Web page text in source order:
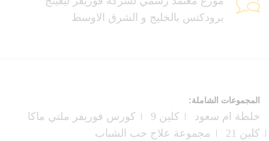
برودكتس بالخليج و الشرق الاوسط
المجموعات الشاملة:
خلطة ام سعود كلين 9
كورس فوريفر ملتي ماكا
كلين 21
مجموعة علاج حب الشباب